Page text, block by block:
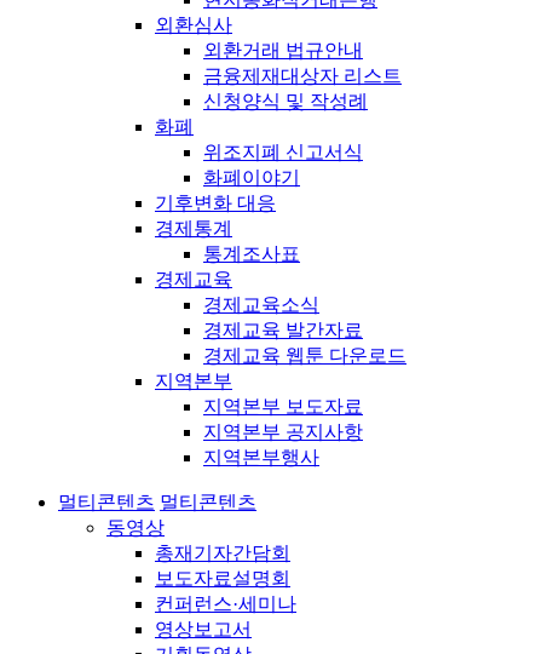
외환심사
외환거래 법규안내
금융제재대상자 리스트
신청양식 및 작성례
화폐
위조지폐 신고서식
화폐이야기
기후변화 대응
경제통계
통계조사표
경제교육
경제교육소식
경제교육 발간자료
경제교육 웹툰 다운로드
지역본부
지역본부 보도자료
지역본부 공지사항
지역본부행사
멀티콘텐츠 멀티콘텐츠
동영상
총재기자간담회
보도자료설명회
컨퍼런스·세미나
영상보고서